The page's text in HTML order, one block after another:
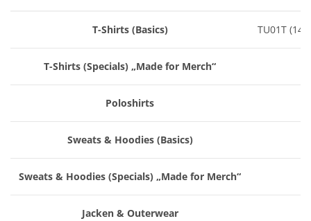
T-Shirts (Basics) TU01T
T-Shirts (Specials) „Made for Merch“
Poloshirts
Sweats & Hoodies (Basics)
Sweats & Hoodies (Specials) „Made for Merch“
Jacken & Outerwear